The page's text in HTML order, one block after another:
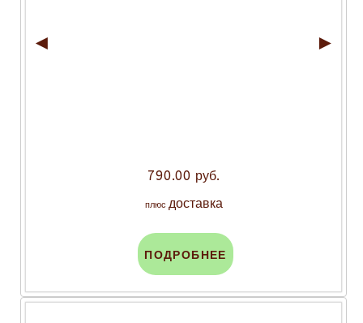
◄ ►
790.00 руб.
плюс доставка
ПОДРОБНЕЕ